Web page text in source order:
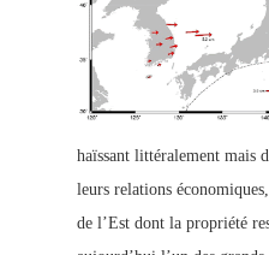
haïssant littéralement mais
leurs relations
de l’Est dont la propriété